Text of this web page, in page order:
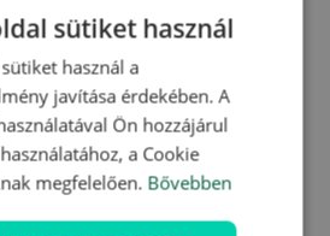
sütiket használ
használ a
javítása érdekében. A
Ön hozzájárul
a Cookie
megfelelően. Bővebben